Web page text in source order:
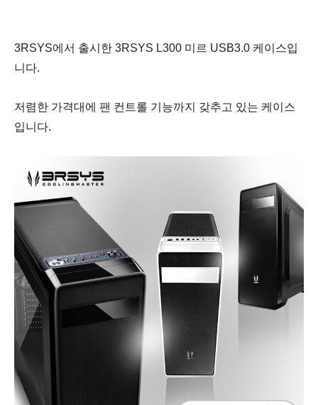
3RSYS에서 출시한 3RSYS L300 미르 USB3.0 케이스입
니다.
저렴한 가격대에 팬 컨트롤 기능까지 갖추고 있는 케이스
입니다.